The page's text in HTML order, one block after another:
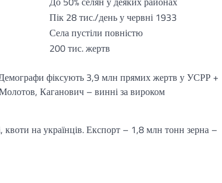
Пік 28 тис./день у червні 1933
Села пустіли повністю
200 тис. жертв
фіксують 3,9 млн прямих жертв у УСРР +
Каганович – винні за вироком
на українців. Експорт – 1,8 млн тонн зерна –